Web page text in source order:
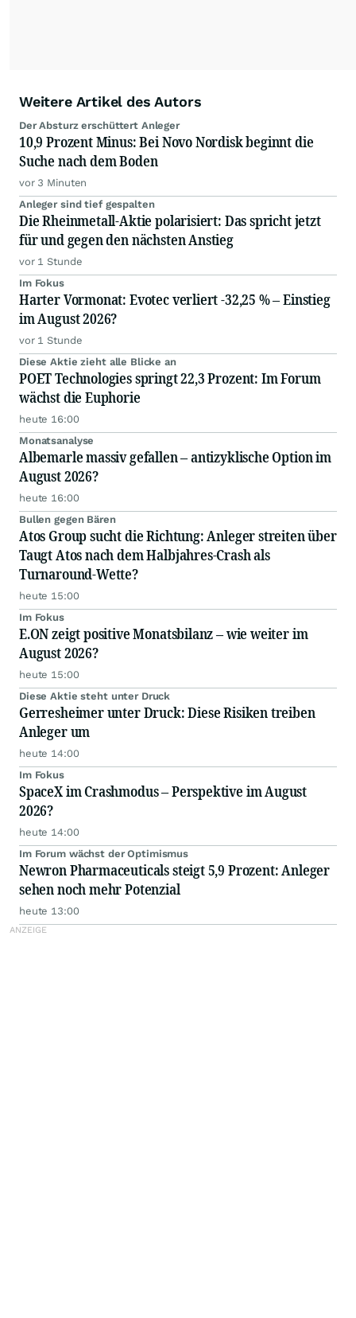
Weitere Artikel des Autors
Der Absturz erschüttert Anleger
10,9 Prozent Minus: Bei Novo Nordisk beginnt die
Suche nach dem Boden
vor 3 Minuten
Anleger sind tief gespalten
Die Rheinmetall-Aktie polarisiert: Das spricht jetzt
für und gegen den nächsten Anstieg
vor 1 Stunde
Im Fokus
Harter Vormonat: Evotec verliert -32,25 % – Einstieg
im August 2026?
vor 1 Stunde
Diese Aktie zieht alle Blicke an
POET Technologies springt 22,3 Prozent: Im Forum
wächst die Euphorie
heute 16:00
Monatsanalyse
Albemarle massiv gefallen – antizyklische Option im
August 2026?
heute 16:00
Bullen gegen Bären
Atos Group sucht die Richtung: Anleger streiten über
Taugt Atos nach dem Halbjahres-Crash als
Turnaround-Wette?
heute 15:00
Im Fokus
E.ON zeigt positive Monatsbilanz – wie weiter im
August 2026?
heute 15:00
Diese Aktie steht unter Druck
Gerresheimer unter Druck: Diese Risiken treiben
Anleger um
heute 14:00
Im Fokus
SpaceX im Crashmodus – Perspektive im August
2026?
heute 14:00
Im Forum wächst der Optimismus
Newron Pharmaceuticals steigt 5,9 Prozent: Anleger
sehen noch mehr Potenzial
heute 13:00